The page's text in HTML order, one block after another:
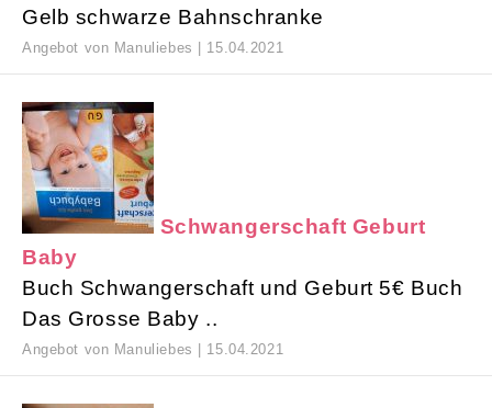
Gelb schwarze Bahnschranke
Angebot von Manuliebes | 15.04.2021
Schwangerschaft Geburt
Baby
Buch Schwangerschaft und Geburt 5€ Buch
Das Grosse Baby ..
Angebot von Manuliebes | 15.04.2021